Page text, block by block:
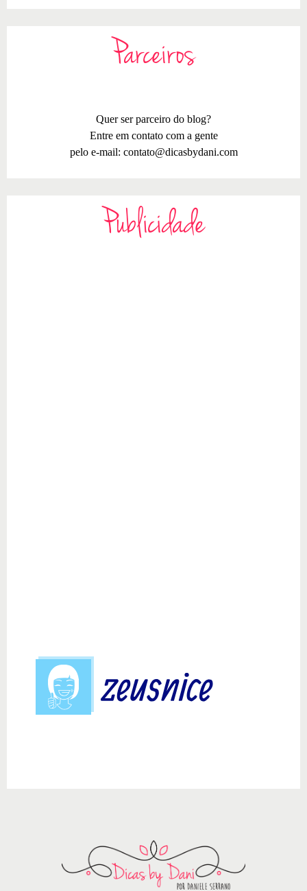
Parceiros
Quer ser parceiro do blog?
Entre em contato com a gente
pelo e-mail: contato@dicasbydani.com
Publicidade